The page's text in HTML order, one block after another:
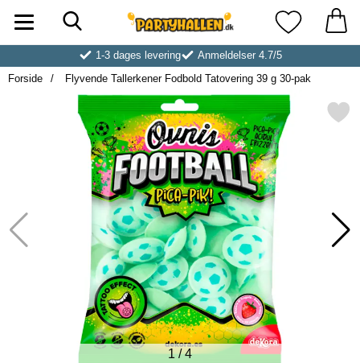
Startside for Partyhallen AB Mine
1-3 dages levering
Anmeldelser 4.7/5
Forside
Flyvende Tallerkener Fodbold Tatovering 39 g 30-pak
Markér flyvende Tallerkener Fodbold
1/4